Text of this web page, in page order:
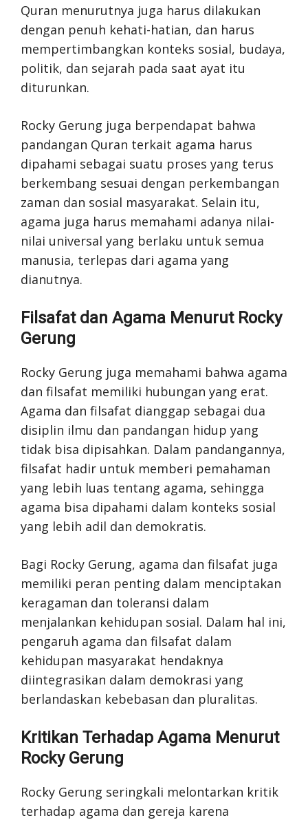
Quran menurutnya juga harus dilakukan
dengan penuh kehati-hatian, dan harus
mempertimbangkan konteks sosial, budaya,
politik, dan sejarah pada saat ayat itu
diturunkan.
Rocky Gerung juga berpendapat bahwa
pandangan Quran terkait agama harus
dipahami sebagai suatu proses yang terus
berkembang sesuai dengan perkembangan
zaman dan sosial masyarakat. Selain itu,
agama juga harus memahami adanya nilai-
nilai universal yang berlaku untuk semua
manusia, terlepas dari agama yang
dianutnya.
Filsafat dan Agama Menurut Rocky
Gerung
Rocky Gerung juga memahami bahwa agama
dan filsafat memiliki hubungan yang erat.
Agama dan filsafat dianggap sebagai dua
disiplin ilmu dan pandangan hidup yang
tidak bisa dipisahkan. Dalam pandangannya,
filsafat hadir untuk memberi pemahaman
yang lebih luas tentang agama, sehingga
agama bisa dipahami dalam konteks sosial
yang lebih adil dan demokratis.
Bagi Rocky Gerung, agama dan filsafat juga
memiliki peran penting dalam menciptakan
keragaman dan toleransi dalam
menjalankan kehidupan sosial. Dalam hal ini,
pengaruh agama dan filsafat dalam
kehidupan masyarakat hendaknya
diintegrasikan dalam demokrasi yang
berlandaskan kebebasan dan pluralitas.
Kritikan Terhadap Agama Menurut
Rocky Gerung
Rocky Gerung seringkali melontarkan kritik
terhadap agama dan gereja karena